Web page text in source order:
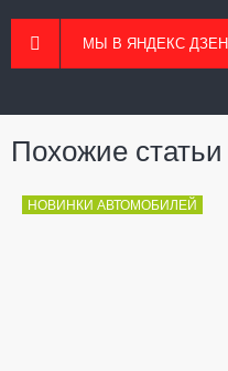
МЫ В ЯНДЕКС ДЗЕН
Похожие статьи
НОВИНКИ АВТОМОБИЛЕЙ